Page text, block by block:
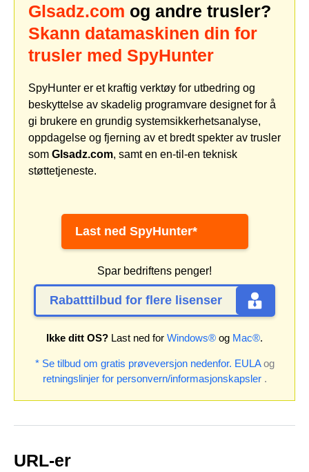
Glsadz.com og andre trusler?
Skann datamaskinen din for
trusler med SpyHunter
SpyHunter er et kraftig verktøy for utbedring og
beskyttelse av skadelig programvare designet for å
gi brukere en grundig systemsikkerhetsanalyse,
oppdagelse og fjerning av et bredt spekter av trusler
som Glsadz.com, samt en en-til-en teknisk
støttetjeneste.
Last ned SpyHunter*
Spar bedriftens penger!
Rabatttilbud for flere lisenser
Ikke ditt OS? Last ned for Windows® og Mac®.
* Se tilbud om gratis prøveversjon nedenfor. EULAog
retningslinjer for personvern/informasjonskapsler.
URL-er